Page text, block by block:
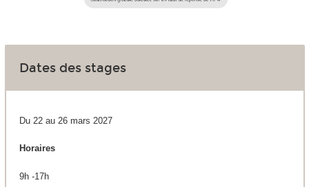
Dates des stages
Du 22 au 26 mars 2027
Horaires
9h -17h